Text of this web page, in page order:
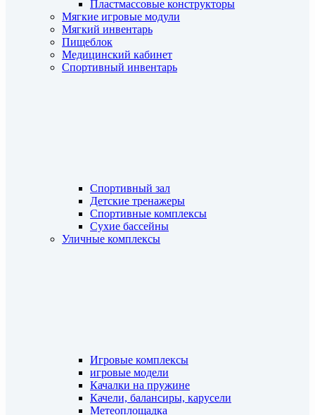
Пластмассовые конструкторы
Мягкие игровые модули
Мягкий инвентарь
Пищеблок
Медицинский кабинет
Спортивный инвентарь
Спортивный зал
Детские тренажеры
Спортивные комплексы
Сухие бассейны
Уличные комплексы
Игровые комплексы
игровые модели
Качалки на пружине
Качели, балансиры, карусели
Метеоплощадка